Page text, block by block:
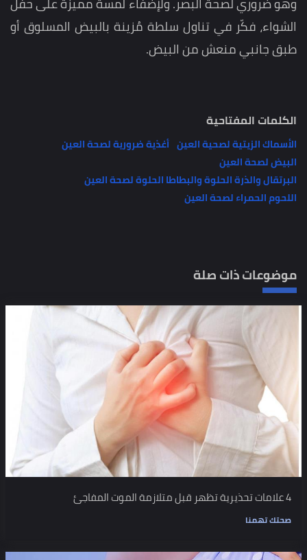
الشواء، فكّر في تناول سلطة مُزينة بالبيض المسلوق أو
طبق جانبي منعش من البيض.
الكلمات المفتاحية
الأسماك الزيتية لصحية العين أغذية ضرورية لصحة العين
البيض لصحة العين
البرتقال والذرة الحلوة والبطاطا الحلوة لصحة العين
اللحوم الحمراء لصحة العين
موضوعات ذات صلة
4 علامات تحذيرية تظهر قبل متلازمة الموت المفاجئ
صحتك تهمنا